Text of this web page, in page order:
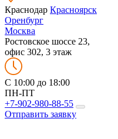
Краснодар Красноярск
Оренбург
Москва
Ростовское шоссе 23,
офис 302, 3 этаж
C 10:00 до 18:00
ПН-ПТ
+7-902-980-88-55
Отправить заявку